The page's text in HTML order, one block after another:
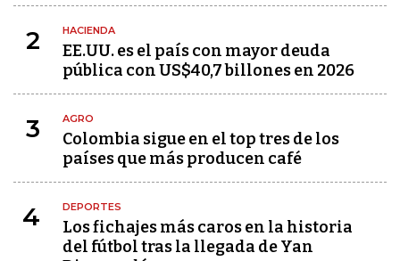
2 HACIENDA
EE.UU. es el país con mayor deuda
pública con US$40,7 billones en 2026
3 AGRO
Colombia sigue en el top tres de los
países que más producen café
4 DEPORTES
Los fichajes más caros en la historia
del fútbol tras la llegada de Yan